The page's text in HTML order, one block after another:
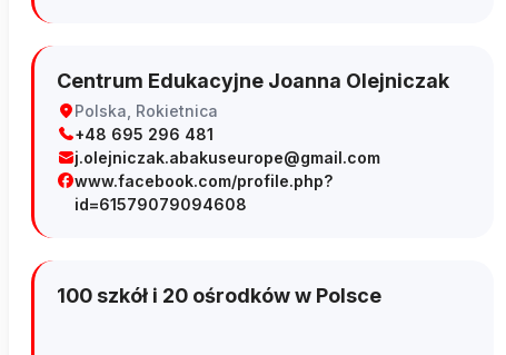
Centrum Edukacyjne Joanna Olejniczak
Polska, Rokietnica
+48 695 296 481
j.olejniczak.abakuseurope@gmail.com
www.facebook.com/profile.php?
id=61579079094608
100 szkół i 20 ośrodków w Polsce